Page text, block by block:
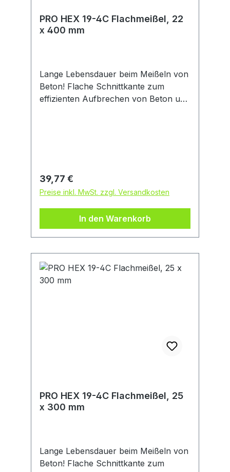
PRO HEX 19-4C Flachmeißel, 22
x 400 mm
Lange Lebensdauer beim Meißeln von
Beton! Flache Schnittkante zum
effizienten Aufbrechen von Beton und
Schnittkante für Langlebigkeit. Das
flache Design des PRO HEX 19-4C
sorgt dafür, dass du mit dem Meißel
effektiv Beton und Mauerwerk
aufbrechen kannst - immer und
immer wieder.
Regulärer Preis:
39,77 €
Preise inkl. MwSt. zzgl. Versandkosten
In den Warenkorb
PRO HEX 19-4C Flachmeißel, 25
x 300 mm
Lange Lebensdauer beim Meißeln von
Beton! Flache Schnittkante zum